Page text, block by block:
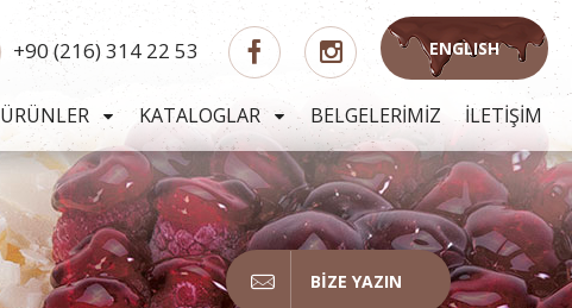
+90 (216) 314 22 53 ENGLISH
ÜRÜNLER KATALOGLAR BELGELERİMİZ İLETİŞİM
BIZE YAZIN